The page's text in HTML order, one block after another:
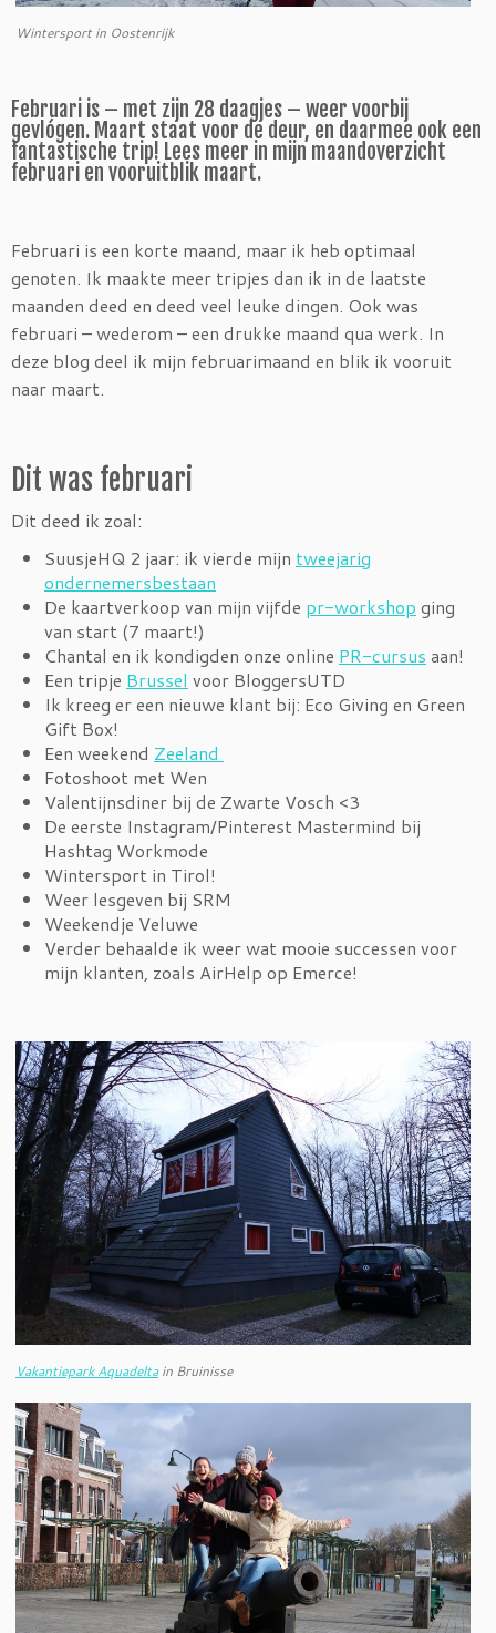
Wintersport in Oostenrijk
Februari is – met zijn 28 daagjes – weer voorbij
gevlógen. Maart staat voor de deur, en daarmee ook een
fantastische trip! Lees meer in mijn maandoverzicht
februari en vooruitblik maart.
Februari is een korte maand, maar ik heb optimaal
genoten. Ik maakte meer tripjes dan ik in de laatste
maanden deed en deed veel leuke dingen. Ook was
februari – wederom – een drukke maand qua werk. In
deze blog deel ik mijn februarimaand en blik ik vooruit
naar maart.
Dit was februari
Dit deed ik zoal:
SuusjeHQ 2 jaar: ik vierde mijn tweejarig
ondernemersbestaan
De kaartverkoop van mijn vijfde pr-workshop ging
van start (7 maart!)
Chantal en ik kondigden onze online PR-cursus aan!
Een tripje Brussel voor BloggersUTD
Ik kreeg er een nieuwe klant bij: Eco Giving en Green
Gift Box!
Een weekend Zeeland
Fotoshoot met Wen
Valentijnsdiner bij de Zwarte Vosch <3
De eerste Instagram/Pinterest Mastermind bij
Hashtag Workmode
Wintersport in Tirol!
Weer lesgeven bij SRM
Weekendje Veluwe
Verder behaalde ik weer wat mooie successen voor
mijn klanten, zoals AirHelp op Emerce!
Vakantiepark Aquadeltain Bruinisse